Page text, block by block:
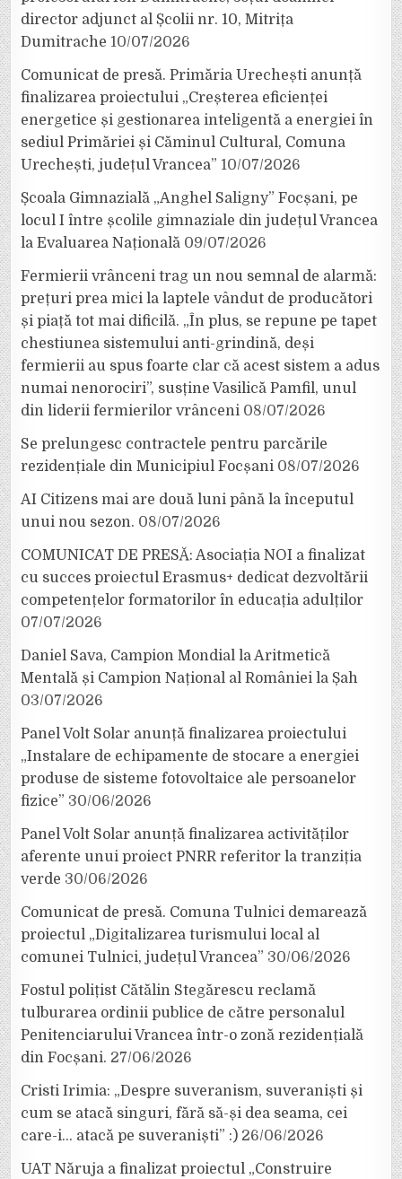
director adjunct al Școlii nr. 10, Mitrița
Dumitrache 10/07/2026
Comunicat de presă. Primăria Urechești anunță
finalizarea proiectului „Creșterea eficienței
energetice și gestionarea inteligentă a energiei în
sediul Primăriei și Căminul Cultural, Comuna
Urechești, județul Vrancea” 10/07/2026
Școala Gimnazială „Anghel Saligny” Focșani, pe
locul I între școlile gimnaziale din județul Vrancea
la Evaluarea Națională 09/07/2026
Fermierii vrânceni trag un nou semnal de alarmă:
prețuri prea mici la laptele vândut de producători
și piață tot mai dificilă. „În plus, se repune pe tapet
chestiunea sistemului anti-grindină, deși
fermierii au spus foarte clar că acest sistem a adus
numai nenorociri”, susține Vasilică Pamfil, unul
din liderii fermierilor vrânceni 08/07/2026
Se prelungesc contractele pentru parcările
rezidențiale din Municipiul Focșani 08/07/2026
AI Citizens mai are două luni până la începutul
unui nou sezon. 08/07/2026
COMUNICAT DE PRESĂ: Asociația NOI a finalizat
cu succes proiectul Erasmus+ dedicat dezvoltării
competențelor formatorilor în educația adulților
07/07/2026
Daniel Sava, Campion Mondial la Aritmetică
Mentală și Campion Național al României la Șah
03/07/2026
Panel Volt Solar anunță finalizarea proiectului
„Instalare de echipamente de stocare a energiei
produse de sisteme fotovoltaice ale persoanelor
fizice” 30/06/2026
Panel Volt Solar anunță finalizarea activităților
aferente unui proiect PNRR referitor la tranziția
verde 30/06/2026
Comunicat de presă. Comuna Tulnici demarează
proiectul „Digitalizarea turismului local al
comunei Tulnici, județul Vrancea” 30/06/2026
Fostul polițist Cătălin Stegărescu reclamă
tulburarea ordinii publice de către personalul
Penitenciarului Vrancea într-o zonă rezidențială
din Focșani. 27/06/2026
Cristi Irimia: „Despre suveranism, suveraniști și
cum se atacă singuri, fără să-și dea seama, cei
care-i… atacă pe suveraniști” :) 26/06/2026
UAT Năruja a finalizat proiectul „Construire